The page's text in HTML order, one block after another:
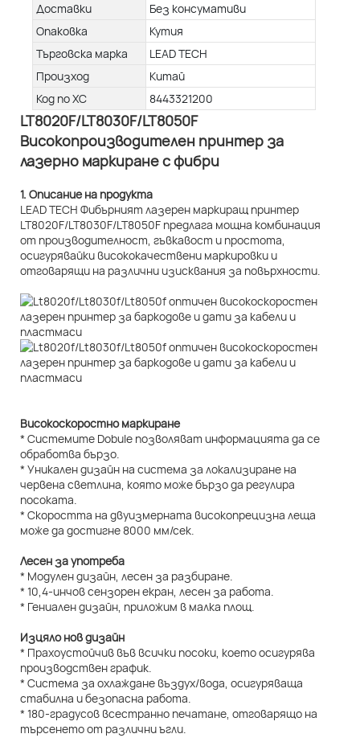
Доставки
Без консумативи
Опаковка
Кутия
Търговска марка
LEAD TECH
Произход
Китай
Код по ХС
8443321200
LT8020F/LT8030F/LT8050F
Високопроизводителен принтер за
лазерно маркиране с фибри
1. Описание на продукта
LEAD TECH Фибърният лазерен маркиращ принтер
LT8020F/LT8030F/LT8050F предлага мощна комбинация
от производителност, гъвкавост и простота,
осигурявайки висококачествени маркировки и
отговарящи на различни изисквания за повърхности.
Високоскоростно маркиране
* Системите Dobule позволяват информацията да се
обработва бързо.
* Уникален дизайн на система за локализиране на
червена светлина, която може бързо да регулира
посоката.
* Скоростта на двуизмерната високопрецизна леща
може да достигне 8000 мм/сек.
Лесен за употреба
* Модулен дизайн, лесен за разбиране.
* 10,4-инчов сензорен екран, лесен за работа.
* Гениален дизайн, приложим в малка площ.
Изцяло нов дизайн
* Прахоустойчив във всички посоки, което осигурява
производствен график.
* Система за охлаждане въздух/вода, осигуряваща
стабилна и безопасна работа.
* 180-градусов всестранно печатане, отговарящо на
търсенето от различни ъгли.